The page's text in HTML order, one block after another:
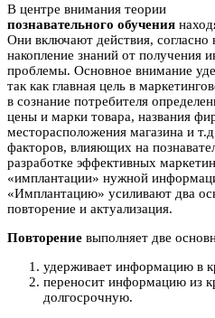
В центре внимания теории
познавательного обучения
Они включают действия,
накопление знаний от получения
проблемы. Основное внимание
так как главная цель в
в сознание потребителя
цены и марки товара, названия
месторасположения магазина и
факторов, влияющих на
разработке эффективных
«имплантации» нужной
«Имплантацию» усиливают два
повторение и актуализация.
Повторение выполняет две
удерживает информацию в
переносит информацию из
долгосрочную.